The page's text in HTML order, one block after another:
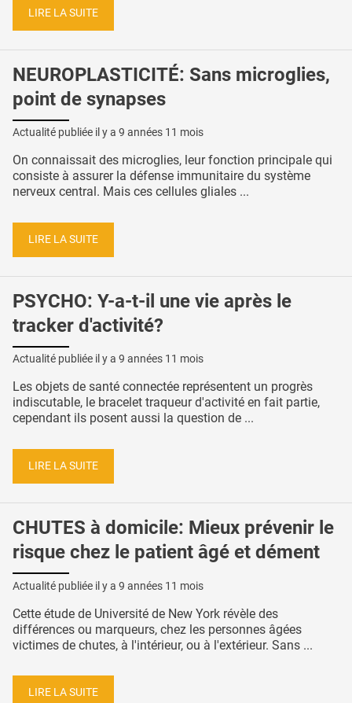
LIRE LA SUITE
NEUROPLASTICITÉ: Sans microglies,
point de synapses
Actualité publiée il y a 9 années 11 mois
On connaissait des microglies, leur fonction principale qui
consiste à assurer la défense immunitaire du système
nerveux central. Mais ces cellules gliales ...
LIRE LA SUITE
PSYCHO: Y-a-t-il une vie après le
tracker d'activité?
Actualité publiée il y a 9 années 11 mois
Les objets de santé connectée représentent un progrès
indiscutable, le bracelet traqueur d'activité en fait partie,
cependant ils posent aussi la question de ...
LIRE LA SUITE
CHUTES à domicile: Mieux prévenir le
risque chez le patient âgé et dément
Actualité publiée il y a 9 années 11 mois
Cette étude de Université de New York révèle des
différences ou marqueurs, chez les personnes âgées
victimes de chutes, à l'intérieur, ou à l'extérieur. Sans ...
LIRE LA SUITE